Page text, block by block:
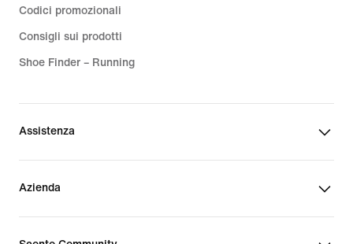
Codici promozionali
Consigli sui prodotti
Shoe Finder – Running
Assistenza
Azienda